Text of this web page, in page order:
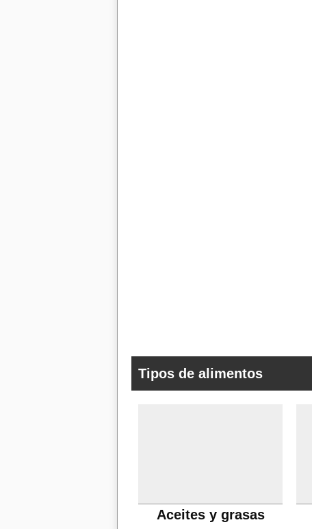
Tipos de alimentos
Aceites y grasas